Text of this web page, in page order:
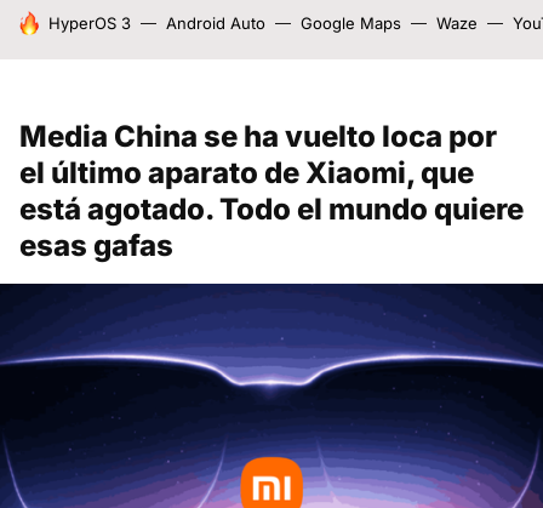
HOY SE HABLA DE
HyperOS 3 Android Auto Google Maps Waze
Media China se ha vuelto loca por
el último aparato de Xiaomi, que
está agotado. Todo el mundo quiere
esas gafas